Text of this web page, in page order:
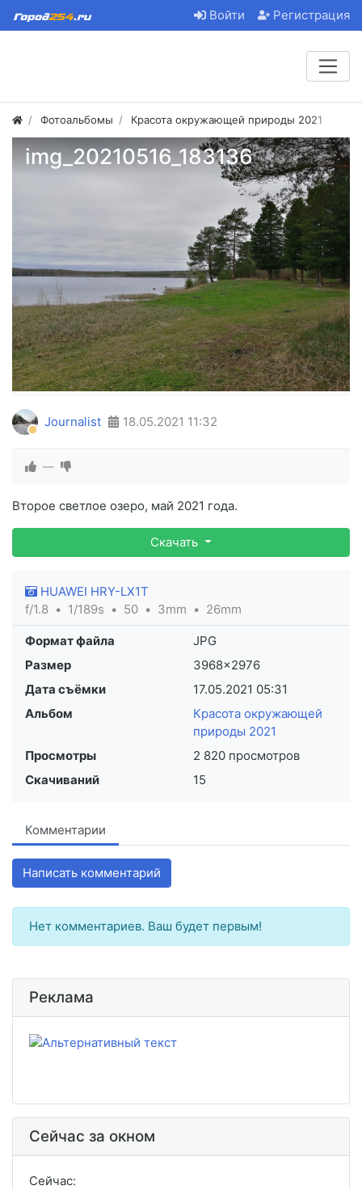
Войти Регистрация
Фотоальбомы Красота окружающей природы 2021
img_20210516_183136
Journalist 18.05.2021 11:32
—
Второе светлое озеро, май 2021 года.
Скачать
HUAWEI HRY-LX1T
f/1.8
1/189s 50 3mm 26mm
Формат файла
JPG
Размер
3968×2976
Дата съёмки
17.05.2021 05:31
Альбом
Красота окружающей
природы 2021
Просмотры
2 820 просмотров
Скачиваний
15
Комментарии
Написать комментарий
Нет комментариев. Ваш будет первым!
Реклама
Сейчас за окном
Сейчас: